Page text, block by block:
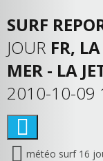
SURF
JOUR FR,
MER - LA
2010-10-09
météo surf 16